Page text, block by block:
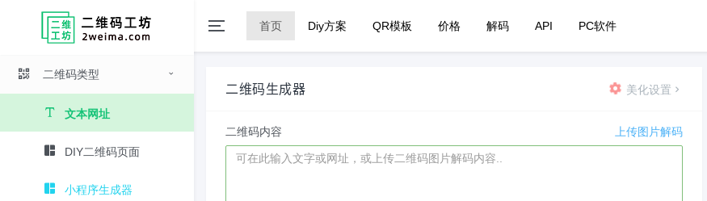
二维码类型
文本网址
DIY二维码页面
小程序生成器
首页 Diy方案 QR模板 价格 解码 API PC软件
二维码生成器 美化设置
上传图片解码
二维码内容